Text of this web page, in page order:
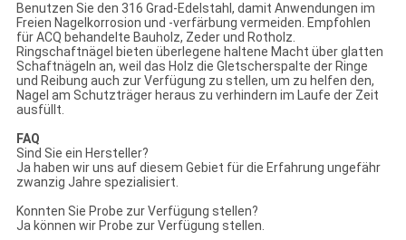
Benutzen Sie den 316 Grad-Edelstahl, damit Anwendungen im
Freien Nagelkorrosion und -verfärbung vermeiden. Empfohlen
für ACQ behandelte Bauholz, Zeder und Rotholz.
Ringschaftnägel bieten überlegene haltene Macht über glatten
Schaftnägeln an, weil das Holz die Gletscherspalte der Ringe
und Reibung auch zur Verfügung zu stellen, um zu helfen den,
Nagel am Schutzträger heraus zu verhindern im Laufe der Zeit
ausfüllt.
FAQ
Sind Sie ein Hersteller?
Ja haben wir uns auf diesem Gebiet für die Erfahrung ungefähr
zwanzig Jahre spezialisiert.
Konnten Sie Probe zur Verfügung stellen?
Ja können wir Probe zur Verfügung stellen.